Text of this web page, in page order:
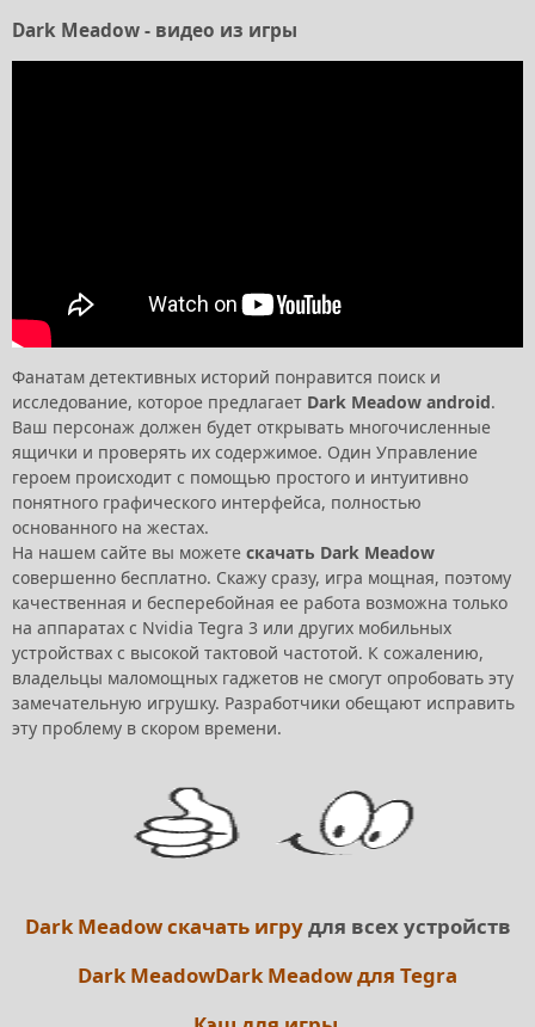
Dark Meadow - видео из игры
Фанатам детективных историй понравится поиск и
исследование, которое предлагает Dark Meadow android.
Ваш персонаж должен будет открывать многочисленные
ящички и проверять их содержимое. Один Управление
героем происходит с помощью простого и интуитивно
понятного графического интерфейса, полностью
основанного на жестах.
На нашем сайте вы можете скачать Dark Meadow
совершенно бесплатно. Скажу сразу, игра мощная, поэтому
качественная и бесперебойная ее работа возможна только
на аппаратах с Nvidia Tegra 3 или других мобильных
устройствах с высокой тактовой частотой. К сожалению,
владельцы маломощных гаджетов не смогут опробовать эту
замечательную игрушку. Разработчики обещают исправить
эту проблему в скором времени.
Dark Meadow скачать игрудля всех устройств
Dark MeadowDark Meadow для Tegra